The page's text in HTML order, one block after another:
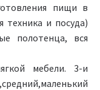
пищи в
техника и посуда)
полотенца, вся
мебели. 3-и